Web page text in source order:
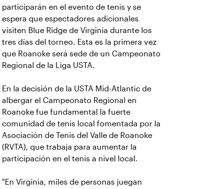
participarán en el evento de tenis y se
espera que espectadores adicionales
visiten Blue Ridge de Virginia durante los
tres días del torneo. Esta es la primera vez
que Roanoke será sede de un Campeonato
Regional de la Liga USTA.
En la decisión de la USTA Mid-Atlantic de
albergar el Campeonato Regional en
Roanoke fue fundamental la fuerte
comunidad de tenis local fomentada por la
Asociación de Tenis del Valle de Roanoke
(RVTA), que trabaja para aumentar la
participación en el tenis a nivel local.
"En Virginia, miles de personas juegan